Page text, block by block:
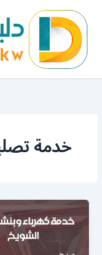
المحتوى
خدمة